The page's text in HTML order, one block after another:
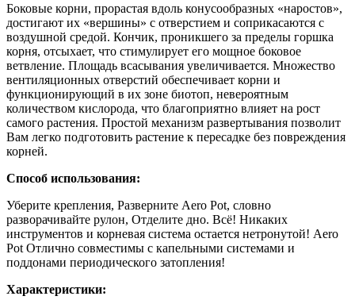
Боковые корни, прорастая вдоль конусообразных «наростов»,
достигают их «вершины» с отверстием и соприкасаются с
воздушной средой. Кончик, проникшего за пределы горшка
корня, отсыхает, что стимулирует его мощное боковое
ветвление. Площадь всасывания увеличивается. Множество
вентиляционных отверстий обеспечивает корни и
функционирующий в их зоне биотоп, невероятным
количеством кислорода, что благоприятно влияет на рост
самого растения. Простой механизм развертывания позволит
Вам легко подготовить растение к пересадке без повреждения
корней.
Способ использования:
Уберите крепления, Разверните Aero Pot, словно
разворачивайте рулон, Отделите дно. Всё! Никаких
инструментов и корневая система остается нетронутой! Aero
Pot Отлично совместимы с капельными системами и
поддонами периодического затопления!
Характеристики: